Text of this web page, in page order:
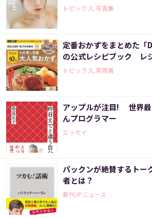
トピックス,写真集
定番おかずをまとめた「
の公式レシピブック レ
トピックス,実用書
アップルが注目! 世界最
んプログラマー
エッセイ
パックンが絶賛するトー
者とは？
新刊JPニュース